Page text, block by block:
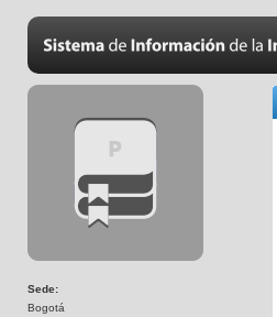
Sede:
Bogotá